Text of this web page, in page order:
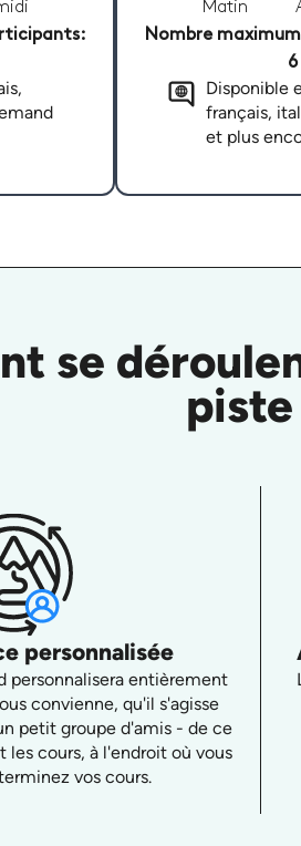
Matin
Nombre
6
Disponible
français,
et plus
se
personnalisée
personnalisera entièrement
convienne, qu'il s'agisse
petit groupe d'amis - de ce
les cours, à l'endroit où vous
vos cours.